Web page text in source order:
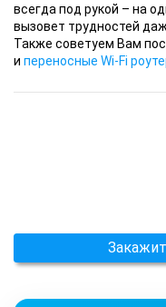
всегда под рукой – на
вызовет трудностей
Также советуем Вам
и переносные Wi-Fi